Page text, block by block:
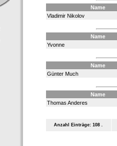
Name
Vladimir Nikolov
Name
Yvonne
Name
Günter Much
Name
Thomas Anderes
Anzahl Einträge: 108 .